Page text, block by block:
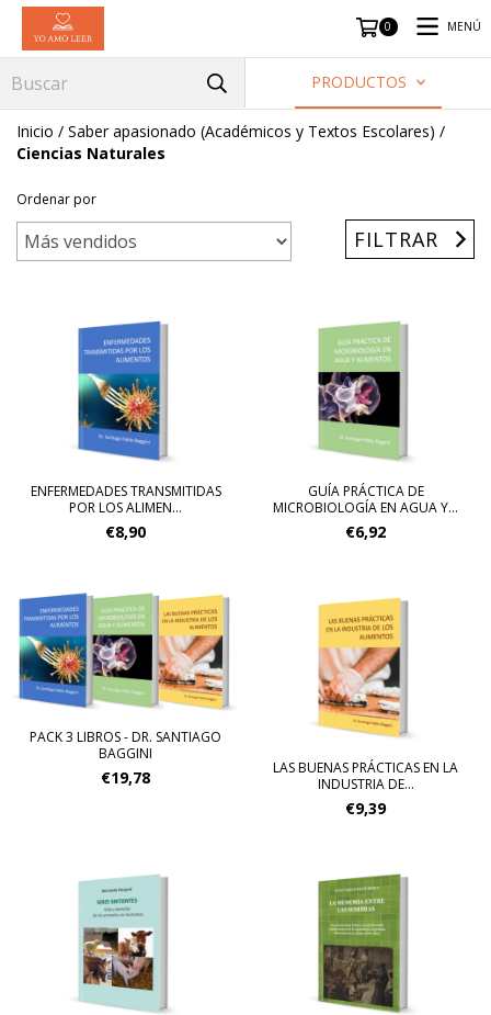
0 MENÚ
PRODUCTOS
Inicio / Saber apasionado (Académicos y Textos Escolares) /
Ciencias Naturales
Ordenar por
FILTRAR
ENFERMEDADES TRANSMITIDAS
POR LOS ALIMEN...
€8,90
GUÍA PRÁCTICA DE
MICROBIOLOGÍA EN AGUA Y...
€6,92
PACK 3 LIBROS - DR. SANTIAGO
BAGGINI
€19,78
LAS BUENAS PRÁCTICAS EN LA
INDUSTRIA DE...
€9,39